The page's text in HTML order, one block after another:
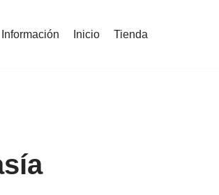
Información Inicio Tienda